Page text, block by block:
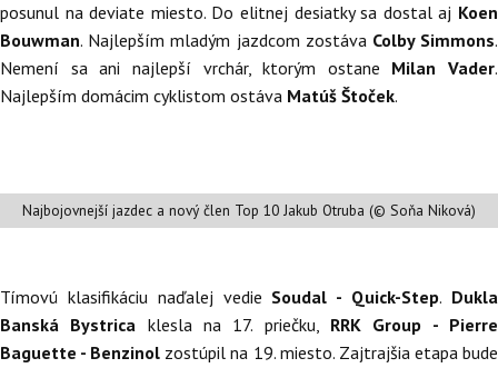
posunul na deviate miesto. Do elitnej desiatky sa dostal aj Koen
Bouwman. Najlepším mladým jazdcom zostáva Colby Simmons.
Nemení sa ani najlepší vrchár, ktorým ostane Milan Vader.
Najlepším domácim cyklistom ostáva Matúš Štoček.
Najbojovnejší jazdec a nový člen Top 10 Jakub Otruba (© Soňa Niková)
Tímovú klasifikáciu naďalej vedie Soudal - Quick-Step. Dukla
Banská Bystrica klesla na 17. priečku, RRK Group - Pierre
Baguette - Benzinol zostúpil na 19. miesto. Zajtrajšia etapa bude